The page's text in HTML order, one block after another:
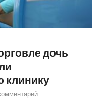
дочь
клинику